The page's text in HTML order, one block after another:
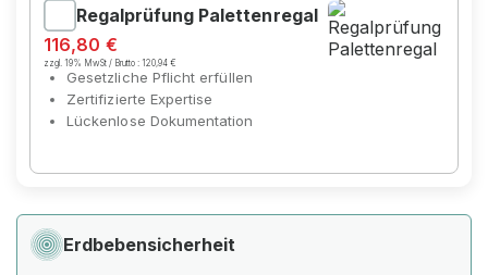
Regalprüfung Palettenregal
116,80 €
zzgl. 19% MwSt / Brutto :120,94 €
Gesetzliche Pflicht erfüllen
Zertifizierte Expertise
Lückenlose Dokumentation
Erdbebensicherheit